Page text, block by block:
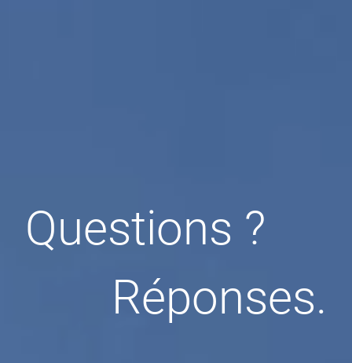
Questions ?
Réponses.